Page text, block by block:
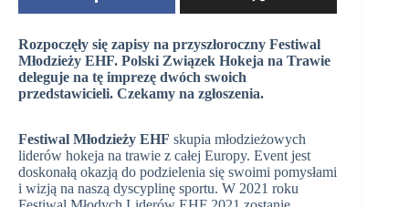
Rozpoczęły się zapisy na przyszłoroczny Festiwal
Młodzieży EHF. Polski Związek Hokeja na Trawie
deleguje na tę imprezę dwóch swoich
przedstawicieli. Czekamy na zgłoszenia.
Festiwal Młodzieży EHF skupia młodzieżowych
liderów hokeja na trawie z całej Europy. Event jest
doskonałą okazją do podzielenia się swoimi pomysłami
i wizją na naszą dyscyplinę sportu. W 2021 roku